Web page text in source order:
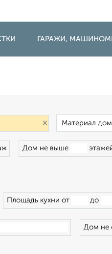
ГАРАЖИ,
×
Дом не выше
Площадь кухни от до
Дом не